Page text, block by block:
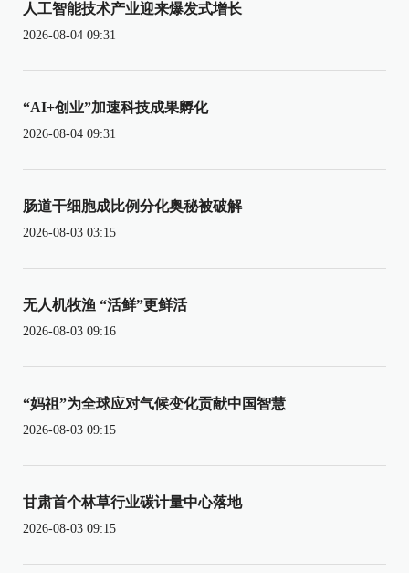
人工智能技术产业迎来爆发式增长
2026-08-04 09:31
“AI+创业”加速科技成果孵化
2026-08-04 09:31
肠道干细胞成比例分化奥秘被破解
2026-08-03 03:15
无人机牧渔 “活鲜”更鲜活
2026-08-03 09:16
“妈祖”为全球应对气候变化贡献中国智慧
2026-08-03 09:15
甘肃首个林草行业碳计量中心落地
2026-08-03 09:15